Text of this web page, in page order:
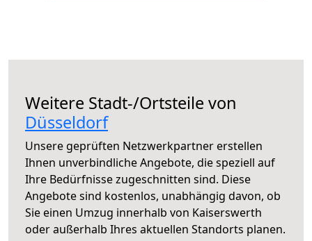
Weitere Stadt-/Ortsteile von
Düsseldorf
Unsere geprüften Netzwerkpartner erstellen
Ihnen unverbindliche Angebote, die speziell auf
Ihre Bedürfnisse zugeschnitten sind. Diese
Angebote sind kostenlos, unabhängig davon, ob
Sie einen Umzug innerhalb von Kaiserswerth
oder außerhalb Ihres aktuellen Standorts planen.